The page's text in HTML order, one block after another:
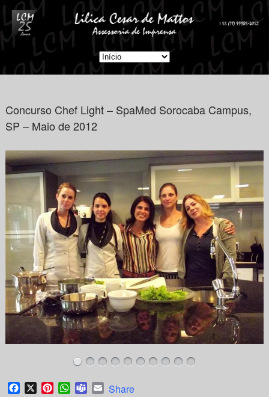
Concurso Chef Light – SpaMed Sorocaba Campus,
SP – Maio de 2012
Facebook
X PinterestWhatsApp
TeamsEmail
Share